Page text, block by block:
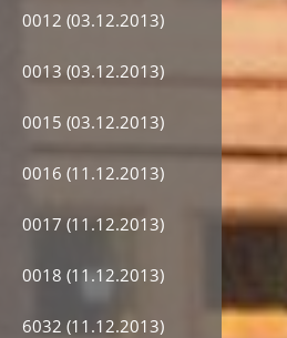
0012 (03.12.2013)
0013 (03.12.2013)
0015 (03.12.2013)
0016 (11.12.2013)
0017 (11.12.2013)
0018 (11.12.2013)
6032 (11.12.2013)